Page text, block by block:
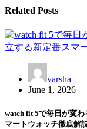
Related Posts
varsha
June 1, 2026
watch fit 5で毎日が変
マートウォッチ徹底解